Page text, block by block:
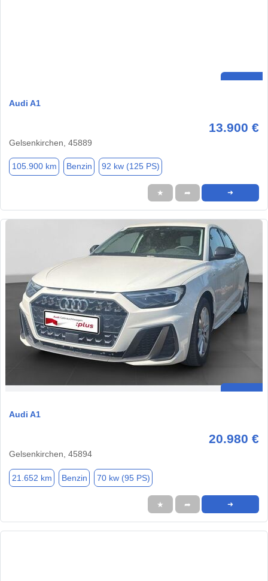
Audi A1
13.900 €
Gelsenkirchen, 45889
105.900 km Benzin 92 kw (125 PS)
★ ➦ ➜
Audi A1
20.980 €
Gelsenkirchen, 45894
21.652 km Benzin 70 kw (95 PS)
★ ➦ ➜